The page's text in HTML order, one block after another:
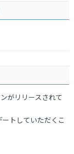
がリリースされて
トしていただくこ